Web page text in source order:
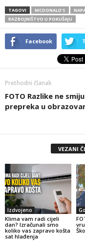
TAGOVI MCDONALD'S
RAZBOJNIŠTVO U POKUŠAJU
Facebook
Prethodni članak
FOTO Razlike ne
prepreka u
VEZANI
Izdvojeno
Klima vam radi cijeli
dan? Izračunali smo
koliko vas zapravo košta
sat hlađenja